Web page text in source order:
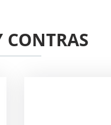
CONTRAS